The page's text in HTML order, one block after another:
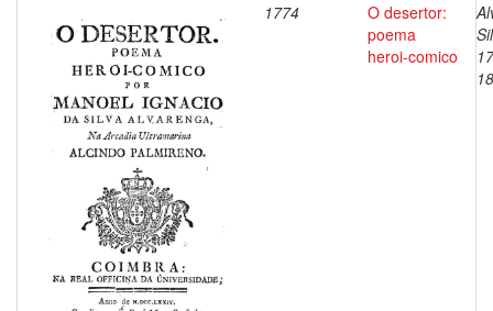
1774
O desertor:
poema
heroi-comico